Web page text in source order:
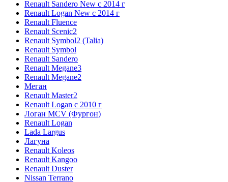
Renault Sandero New с 2014 г
Renault Logan New с 2014 г
Renault Fluence
Renault Scenic2
Renault Symbol2 (Talia)
Renault Symbol
Renault Sandero
Renault Megane3
Renault Megane2
Меган
Renault Master2
Renault Logan c 2010 г
Логан МСV (Фургон)
Renault Logan
Lada Largus
Лагуна
Renault Koleos
Renault Kangoo
Renault Duster
Nissan Terrano